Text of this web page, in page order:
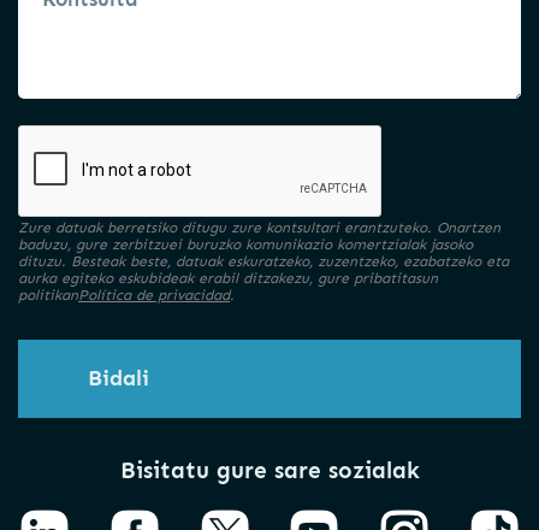
Zure datuak berretsiko ditugu zure kontsultari erantzuteko. Onartzen
baduzu, gure zerbitzuei buruzko komunikazio komertzialak jasoko
dituzu. Besteak beste, datuak eskuratzeko, zuzentzeko, ezabatzeko eta
aurka egiteko eskubideak erabil ditzakezu, gure pribatitasun
politikanPolítica de privacidad.
Bidali
Bisitatu gure sare sozialak